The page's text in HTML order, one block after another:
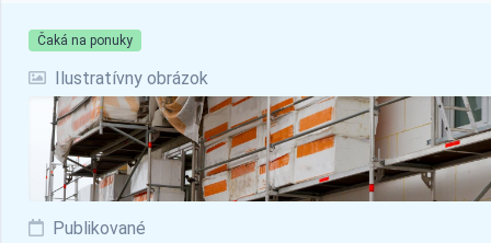
Čaká na ponuky
Ilustratívny obrázok
Publikované